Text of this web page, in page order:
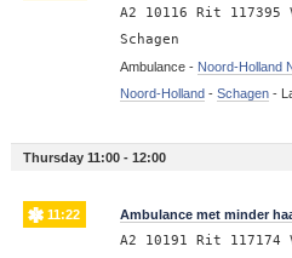
A2 10116 Rit 117395
Schagen
Ambulance - Noord-Holland
Noord-Holland- Schagen-
Thursday 11:00 - 12:00
11:22 Ambulance met minder
A2 10191 Rit 117174